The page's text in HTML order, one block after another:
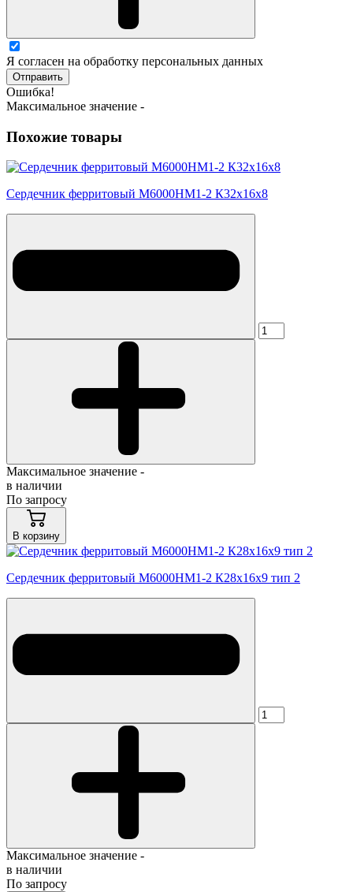
Я согласен на обработку персональных данных
Отправить
Ошибка!
Максимальное значение -
Похожие товары
Сердечник ферритовый М6000НМ1-2 К32х16х8
Максимальное значение -
в наличии
По запросу
В корзину
Сердечник ферритовый М6000НМ1-2 К28х16х9 тип 2
Максимальное значение -
в наличии
По запросу